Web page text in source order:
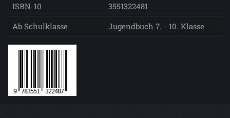
ISBN-10
3551322481
Ab Schulklasse
Jugendbuch 7. - 10. Klasse